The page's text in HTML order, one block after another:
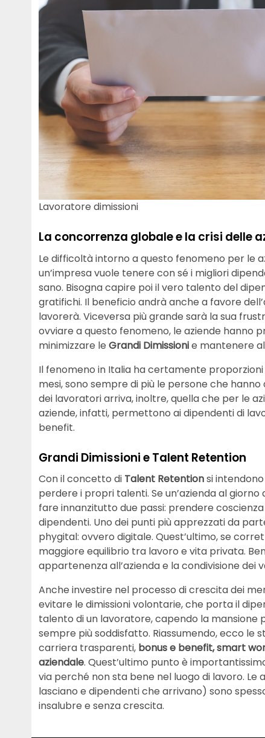
Lavoratore dimissioni
La concorrenza globale e la crisi delle
Le difficoltà intorno a questo fenomeno per le
un’impresa vuole tenere con sé i migliori
sano. Bisogna capire poi il vero talento del
gratifichi. Il beneficio andrà anche a favore
lavorerà. Viceversa più grande sarà la sua
ovviare a questo fenomeno, le aziende hanno
minimizzare le Grandi Dimissionie mantenere
Il fenomeno in Italia ha certamente
mesi, sono sempre di più le persone che
dei lavoratori arriva, inoltre, quella che per le
aziende, infatti, permettono ai dipendenti di
benefit.
Grandi Dimissioni e Talent Retention
Con il concetto di Talent Retentionsi
perdere i propri talenti. Se un’azienda al
fare innanzitutto due passi: prendere
dipendenti. Uno dei punti più apprezzati da
phygital: ovvero digitale. Quest’ultimo, se
maggiore equilibrio tra lavoro e vita privata.
appartenenza all’azienda e la condivisione dei
Anche investire nel processo di crescita dei
evitare le dimissioni volontarie, che porta il
talento di un lavoratore, capendo la mansione
sempre più soddisfatto. Riassumendo, ecco le
carriera trasparenti, bonus e benefit, smart
aziendale. Quest’ultimo punto è
via perché non sta bene nel luogo di lavoro.
lasciano e dipendenti che arrivano) sono
insalubre e senza crescita.